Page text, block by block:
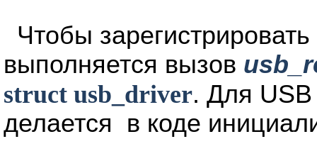
Чтобы зарегистрировать
выполняется вызов
struct usb_driver. Для
делается в коде